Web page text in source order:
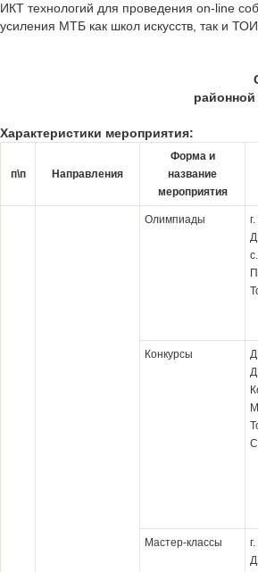
ИКТ технологий для проведения on-line
усиления МТБ как школ искусств, так и
Характеристики мероприятия:
п\п Направления
Форма и
название
мероприятия
Олимпиады
Конкурсы
Мастер-классы